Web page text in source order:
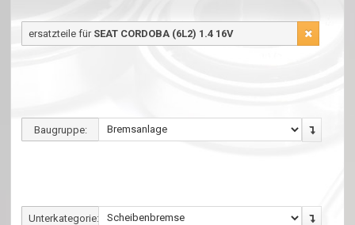
ersatzteile für SEAT CORDOBA (6L2) 1.4 16V
Baugruppe:
Unterkategorie: